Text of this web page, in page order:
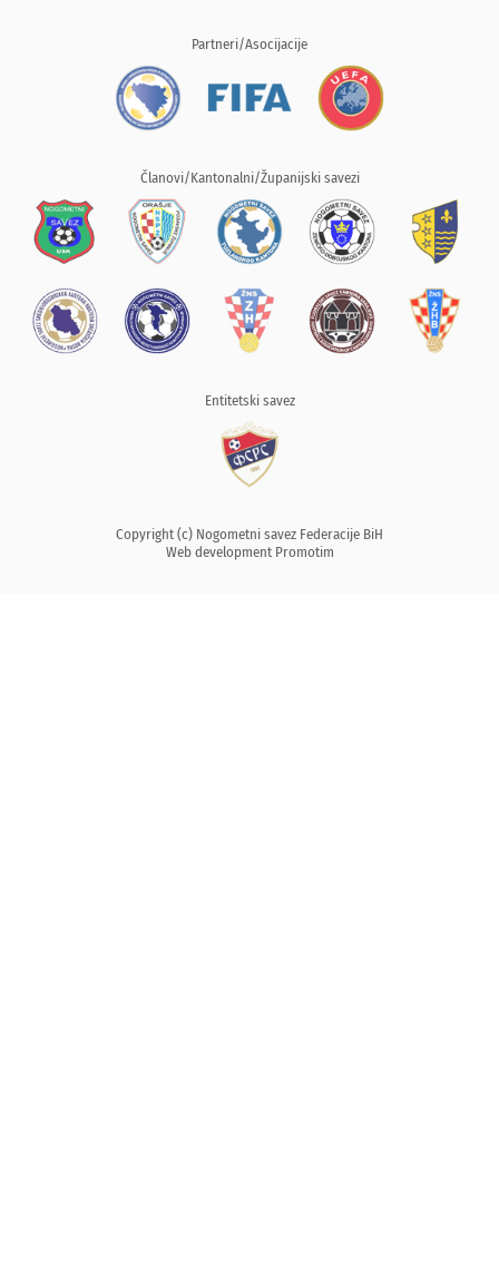
Partneri/Asocijacije
Članovi/Kantonalni/Županijski savezi
Entitetski savez
Copyright (c) Nogometni savez Federacije BiH
Web development Promotim